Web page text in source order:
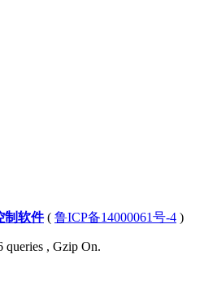
制软件( 鲁ICP备14000061号-4 )
queries , Gzip On.